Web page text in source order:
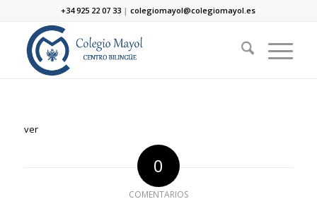
+34 925 22 07 33 |colegiomayol@colegiomayol.es
ver
0
COMENTARIOS